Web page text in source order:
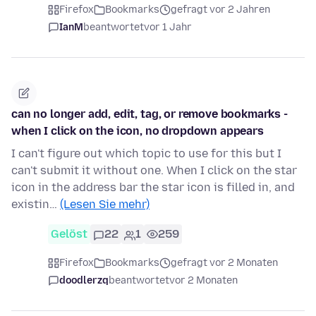
Firefox Bookmarks
gefragt vor 2 Jahren
IanMbeantwortetvor 1 Jahr
can no longer add, edit, tag, or remove bookmarks -
when I click on the icon, no dropdown appears
I can't figure out which topic to use for this but I
can't submit it without one. When I click on the star
icon in the address bar the star icon is filled in, and
existin… (Lesen Sie mehr)
Gelöst 22 1 259
Firefox Bookmarks
gefragt vor 2 Monaten
doodlerzqbeantwortetvor 2 Monaten